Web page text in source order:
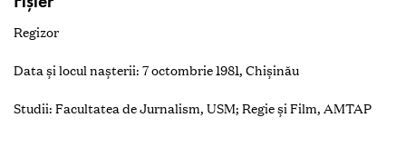
Regizor
Data și locul nașterii: 7 octombrie 1981, Chișinău
Studii: Facultatea de Jurnalism, USM; Regie și Film, AMTAP